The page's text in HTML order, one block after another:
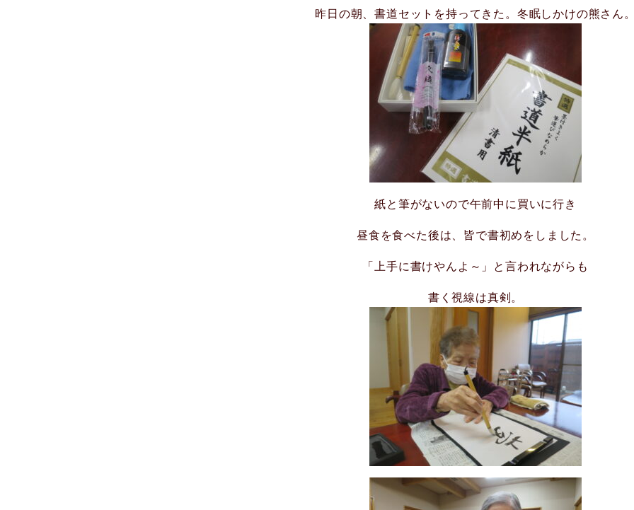
昨日の朝、書道セットを持ってきた。冬眠しかけの熊さん
紙と筆がないので午前中に買いに行き
昼食を食べた後は、皆で書初めをしました。
「上手に書けやんよ～」と言われながらも
書く視線は真剣。